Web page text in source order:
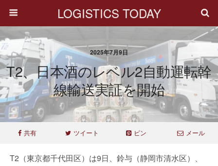
LOGISTICS TODAY
2025年7月9日
T2、日本酒のレベル2自動運転幹
線輸送実証を開始
共有 ツイート ピン メール
T2（東京都千代田区）は9日、鈴与（静岡市清水区）、